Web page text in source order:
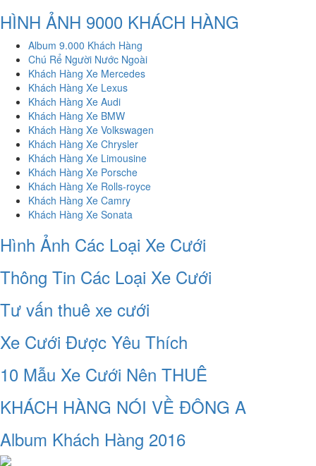
HÌNH ẢNH 9000 KHÁCH HÀNG
Album 9.000 Khách Hàng
Chú Rể Người Nước Ngoài
Khách Hàng Xe Mercedes
Khách Hàng Xe Lexus
Khách Hàng Xe Audi
Khách Hàng Xe BMW
Khách Hàng Xe Volkswagen
Khách Hàng Xe Chrysler
Khách Hàng Xe Limousine
Khách Hàng Xe Porsche
Khách Hàng Xe Rolls-royce
Khách Hàng Xe Camry
Khách Hàng Xe Sonata
Hình Ảnh Các Loại Xe Cưới
Thông Tin Các Loại Xe Cưới
Tư vấn thuê xe cưới
Xe Cưới Được Yêu Thích
10 Mẫu Xe Cưới Nên THUÊ
KHÁCH HÀNG NÓI VỀ ĐÔNG A
Album Khách Hàng 2016